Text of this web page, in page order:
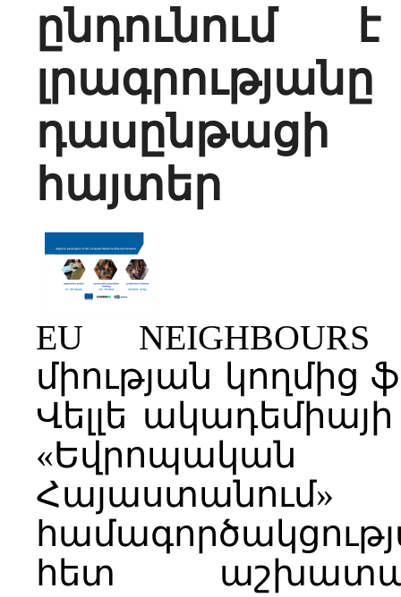
ընդունում
դասընթացի
հայտեր
EU
միության կողմից
Վելլե
հետ